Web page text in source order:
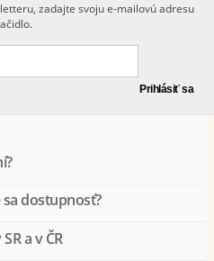
zadajte svoju e-mailovú adresu
dostupnosť?
a v ČR